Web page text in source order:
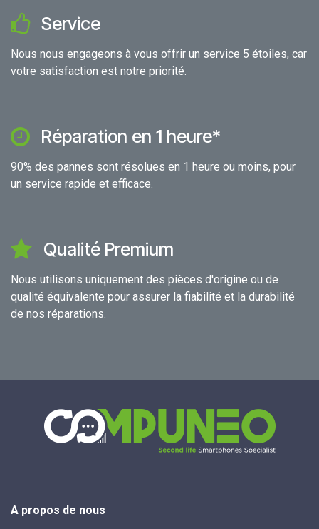
Service
Nous nous engageons à vous offrir un service 5 étoiles, car
votre satisfaction est notre priorité.
Réparation en 1 heure*
90% des pannes sont résolues en 1 heure ou moins, pour
un service rapide et efficace.
Qualité Premium
Nous utilisons uniquement des pièces d'origine ou de
qualité équivalente pour assurer la fiabilité et la durabilité
de nos réparations.
A propos de nous